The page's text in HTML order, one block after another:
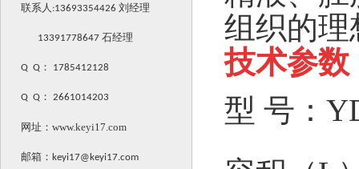
联系人:13693354426 刘经理
13391778647 石经理
Q Q ： 1785412128
Q Q ： 2661014203
网址： www.keyi17.com
邮箱： keyi17@keyi17.com
组织的理
技术参
型 号：